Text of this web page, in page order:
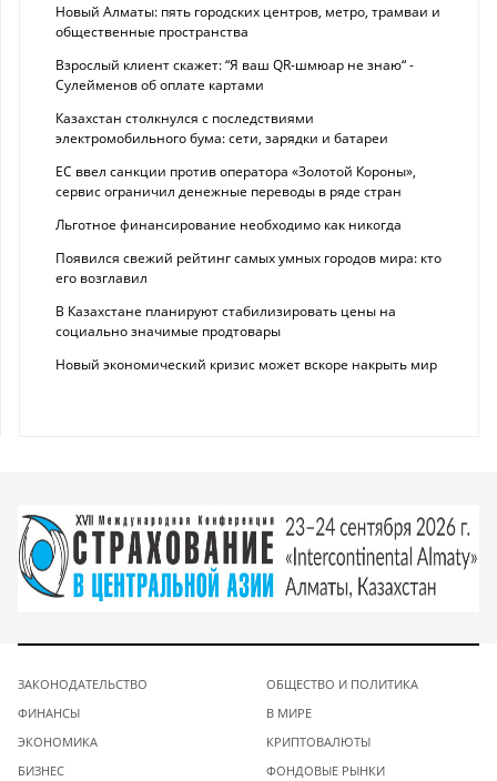
Новый Алматы: пять городских центров, метро, трамваи и
общественные пространства
Взрослый клиент скажет: “Я ваш QR-шмюар не знаю“ -
Сулейменов об оплате картами
Казахстан столкнулся с последствиями
электромобильного бума: сети, зарядки и батареи
ЕС ввел санкции против оператора «Золотой Короны»,
сервис ограничил денежные переводы в ряде стран
Льготное финансирование необходимо как никогда
Появился свежий рейтинг самых умных городов мира: кто
его возглавил
В Казахстане планируют стабилизировать цены на
социально значимые продтовары
Новый экономический кризис может вскоре накрыть мир
ЗАКОНОДАТЕЛЬСТВО
ФИНАНСЫ
ЭКОНОМИКА
БИЗНЕС
ОБЩЕСТВО И ПОЛИТИКА
В МИРЕ
КРИПТОВАЛЮТЫ
ФОНДОВЫЕ РЫНКИ